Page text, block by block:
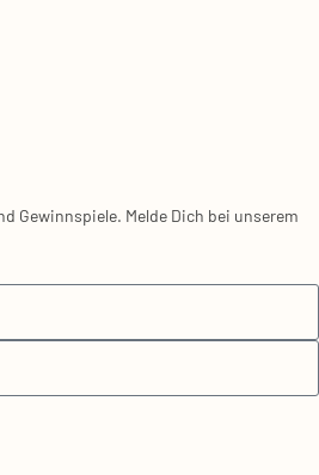
Gewinnspiele. Melde Dich bei unserem